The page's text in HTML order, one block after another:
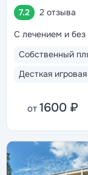
7.2
2 отзыва
Собственный
Десткая
С лечением и без
от 1600 ₽